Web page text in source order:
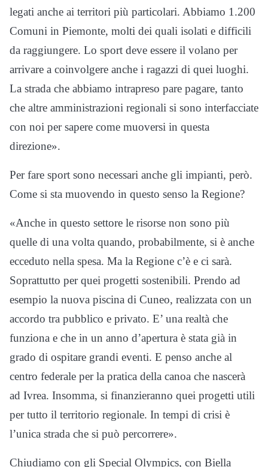
legati anche ai territori più particolari. Abbiamo 1.200
Comuni in Piemonte, molti dei quali isolati e difficili
da raggiungere. Lo sport deve essere il volano per
arrivare a coinvolgere anche i ragazzi di quei luoghi.
La strada che abbiamo intrapreso pare pagare, tanto
che altre amministrazioni regionali si sono interfacciate
con noi per sapere come muoversi in questa
direzione».
Per fare sport sono necessari anche gli impianti, però.
Come si sta muovendo in questo senso la Regione?
«Anche in questo settore le risorse non sono più
quelle di una volta quando, probabilmente, si è anche
ecceduto nella spesa. Ma la Regione c’è e ci sarà.
Soprattutto per quei progetti sostenibili. Prendo ad
esempio la nuova piscina di Cuneo, realizzata con un
accordo tra pubblico e privato. E’ una realtà che
funziona e che in un anno d’apertura è stata già in
grado di ospitare grandi eventi. E penso anche al
centro federale per la pratica della canoa che nascerà
ad Ivrea. Insomma, si finanzieranno quei progetti utili
per tutto il territorio regionale. In tempi di crisi è
l’unica strada che si può percorrere».
Chiudiamo con gli Special Olympics, con Biella